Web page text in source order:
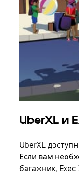
UberXL и
UberXL
Если вам
багажник,